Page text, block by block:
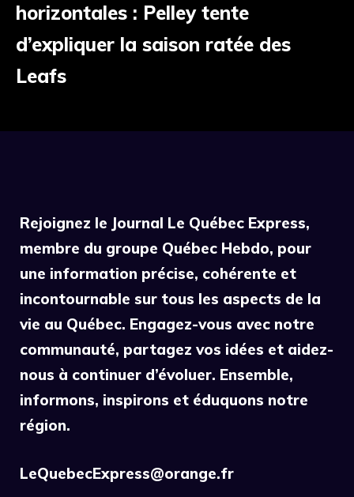
horizontales : Pelley tente
d’expliquer la saison ratée des
Leafs
Rejoignez le Journal Le Québec Express,
membre du groupe Québec Hebdo, pour
une information précise, cohérente et
incontournable sur tous les aspects de la
vie au Québec. Engagez-vous avec notre
communauté, partagez vos idées et aidez-
nous à continuer d’évoluer. Ensemble,
informons, inspirons et éduquons notre
région.
LeQuebecExpress@orange.fr